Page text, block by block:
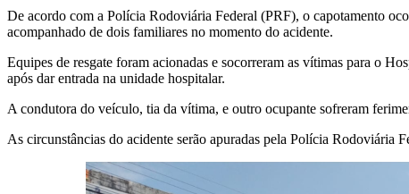
De acordo com a Polícia Rodoviária Federal (PRF), o capotamento
acompanhado de dois familiares no momento do acidente.
Equipes de resgate foram acionadas e socorreram as vítimas para o
após dar entrada na unidade hospitalar.
A condutora do veículo, tia da vítima, e outro ocupante sofreram
As circunstâncias do acidente serão apuradas pela Polícia Rodoviária